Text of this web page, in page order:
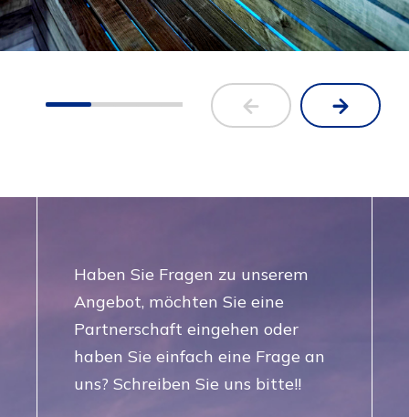
Haben Sie Fragen zu unserem
Angebot, möchten Sie eine
Partnerschaft eingehen oder
haben Sie einfach eine Frage an
uns? Schreiben Sie uns bitte!!